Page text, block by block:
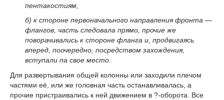
пентакостиям,
б) к стороне первоначального направления фронта —
флангов, часть следовала прямо, прочие же
поворачивались к стороне фланга и, продвигаясь
вперед, поочередно, посредством захождения,
вступали па свое место.
Для развертывания общей колонны или заходили плечом
частями её, или же головная часть останавливалась, а
прочие пристраивались к ней движением в ?-оборота. Все